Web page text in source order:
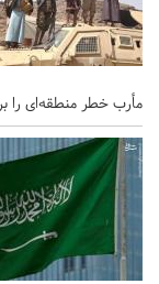
مأرب خطر منطقه‌ای را